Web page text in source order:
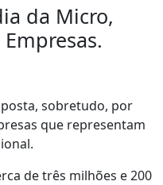
da Micro,
sobretudo, por
que representam
de três milhões e 200